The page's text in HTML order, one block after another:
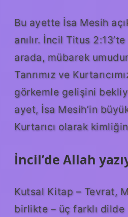
Bu ayette İsa Mesih
anılır. İncil Titus
arada, mübarek
Tanrımız ve
görkemle gelişini
ayet, İsa Mesih’in
Kurtarıcı olarak
İncil’de Allah
Kutsal Kitap – Tevrat,
birlikte – üç farklı dilde